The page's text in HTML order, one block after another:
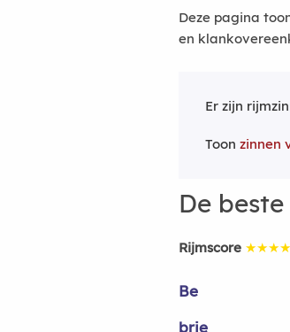
Deze pagina
en
Er zijn
Toon zinnen
De
Rijmscore
Be
brie